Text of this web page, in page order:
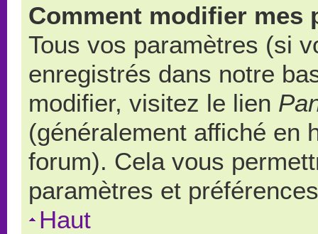
Comment modifier mes
Tous vos paramètres (si
enregistrés dans notre
modifier, visitez le lien
(généralement affiché en
forum). Cela vous
paramètres et
Haut